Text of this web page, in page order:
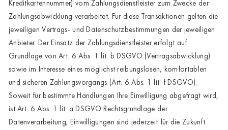
Kreditkartennummer) vom Zahlungsdienstleister zum Zwecke der
Zahlungsabwicklung verarbeitet. Für diese Transaktionen gelten die
jeweiligen Vertrags- und Datenschutzbestimmungen der jeweiligen
Anbieter. Der Einsatz der Zahlungsdienstleister erfolgt auf
Grundlage von Art. 6 Abs. 1 lit. b DSGVO (Vertragsabwicklung)
sowie im Interesse eines möglichst reibungslosen, komfortablen
und sicheren Zahlungsvorgangs (Art. 6 Abs. 1 lit. f DSGVO).
Soweit für bestimmte Handlungen Ihre Einwilligung abgefragt wird,
ist Art. 6 Abs. 1 lit. a DSGVO Rechtsgrundlage der
Datenverarbeitung; Einwilligungen sind jederzeit für die Zukunft